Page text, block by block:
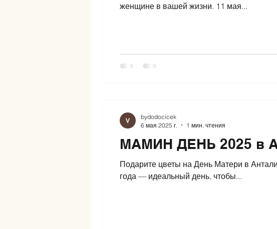
женщине в вашей жизни. 11 мая...
МАМИН ДЕНЬ 2025 в
Подарите цветы на День Матери в
года — идеальный день, чтобы...
bydodocicek
6 мая 2025 г.
1 мин. чтения